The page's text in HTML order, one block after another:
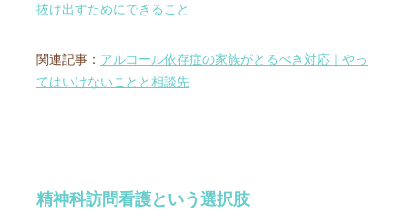
抜け出すためにできること
関連記事： アルコール依存症の家族がとるべき対応｜やっ
てはいけないことと相談先
精神科訪問看護という選択肢